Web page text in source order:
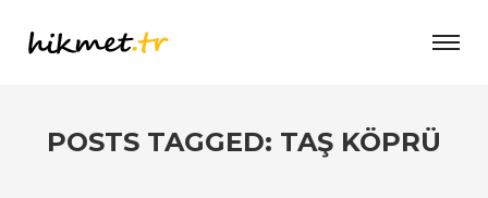
POSTS TAGGED: TAŞ KÖPRÜ